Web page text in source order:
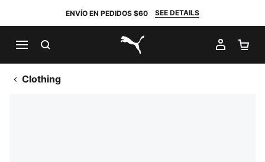
ENVÍO EN PEDIDOS $60 SEE DETAILS
PUMA.com
MI
Clothing